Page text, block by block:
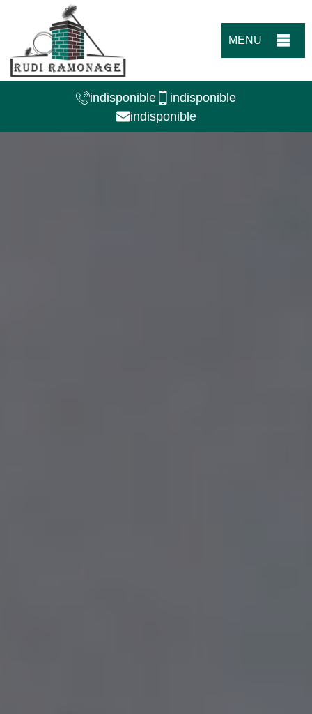
MENU
indisponible
indisponible
indisponible